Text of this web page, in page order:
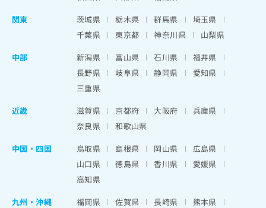
関東
茨城県 栃木県 群馬県
埼玉県
千葉県
東京都 神奈川県
山梨県
中部
新潟県 富山県 石川県
福井県
長野県
岐阜県 静岡県
愛知県
三重県
近畿
滋賀県 京都府 大阪府
兵庫県
奈良県
和歌山県
中国・四国
鳥取県 島根県 岡山県
広島県
山口県
徳島県 香川県
愛媛県
高知県
九州・沖縄
福岡県 佐賀県 長崎県
熊本県